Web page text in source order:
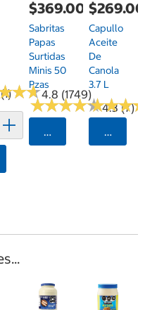
Postal
★★
★★4.8 (1749)
$369.00
Sabritas
Papas
Surtidas
Minis 50
Pzas
★★★★★
★★★★★4.3 (7)
Seleccionar
$269.00
Capullo
Aceite
De
Canola
3.7 L
★★★
★★★